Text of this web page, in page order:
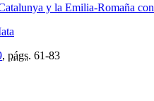
y la Emilia-Romaña
, págs. 61-83